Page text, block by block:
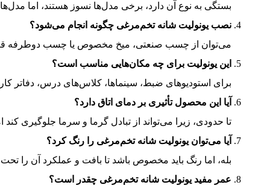
بستگی به نوع آن دارد، برخی مدل‌ها نسوز هستند، اما
نصب یونولیت شانه تخم‌مرغی چگونه انجام می‌شود؟
می‌توان از چسب صنعتی، میخ مخصوص یا چسب دوطرفه
این یونولیت برای چه مکان‌هایی مناسب است؟
برای استودیوهای ضبط، سینماها، کلاس‌های درس، دفاتر
آیا این محصول تأثیری بر دمای اتاق دارد؟
تا حدودی، زیرا می‌تواند از تبادل گرما و سرما جلوگیری کند
آیا می‌توان یونولیت شانه تخم‌مرغی را رنگ کرد؟
بله، اما رنگ باید مخصوص باشد تا بافت و عملکرد آن را تحت
عمر مفید یونولیت شانه تخم‌مرغی چقدر است؟